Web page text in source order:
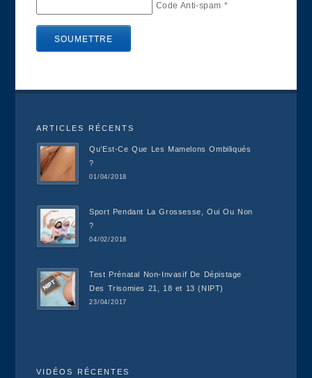
Code Anti-spam *
ARTICLES RÉCENTS
Qu’Est-Ce Que Les Mamelons Ombiliqués
?
01/04/2018
Sport Pendant La Grossesse, Oui Ou Non
?
04/02/2018
Test Prénatal Non-Invasif De Dépistage
Des Trisomies 21, 18 et 13 (NIPT)
23/04/2017
VIDÉOS RÉCENTES